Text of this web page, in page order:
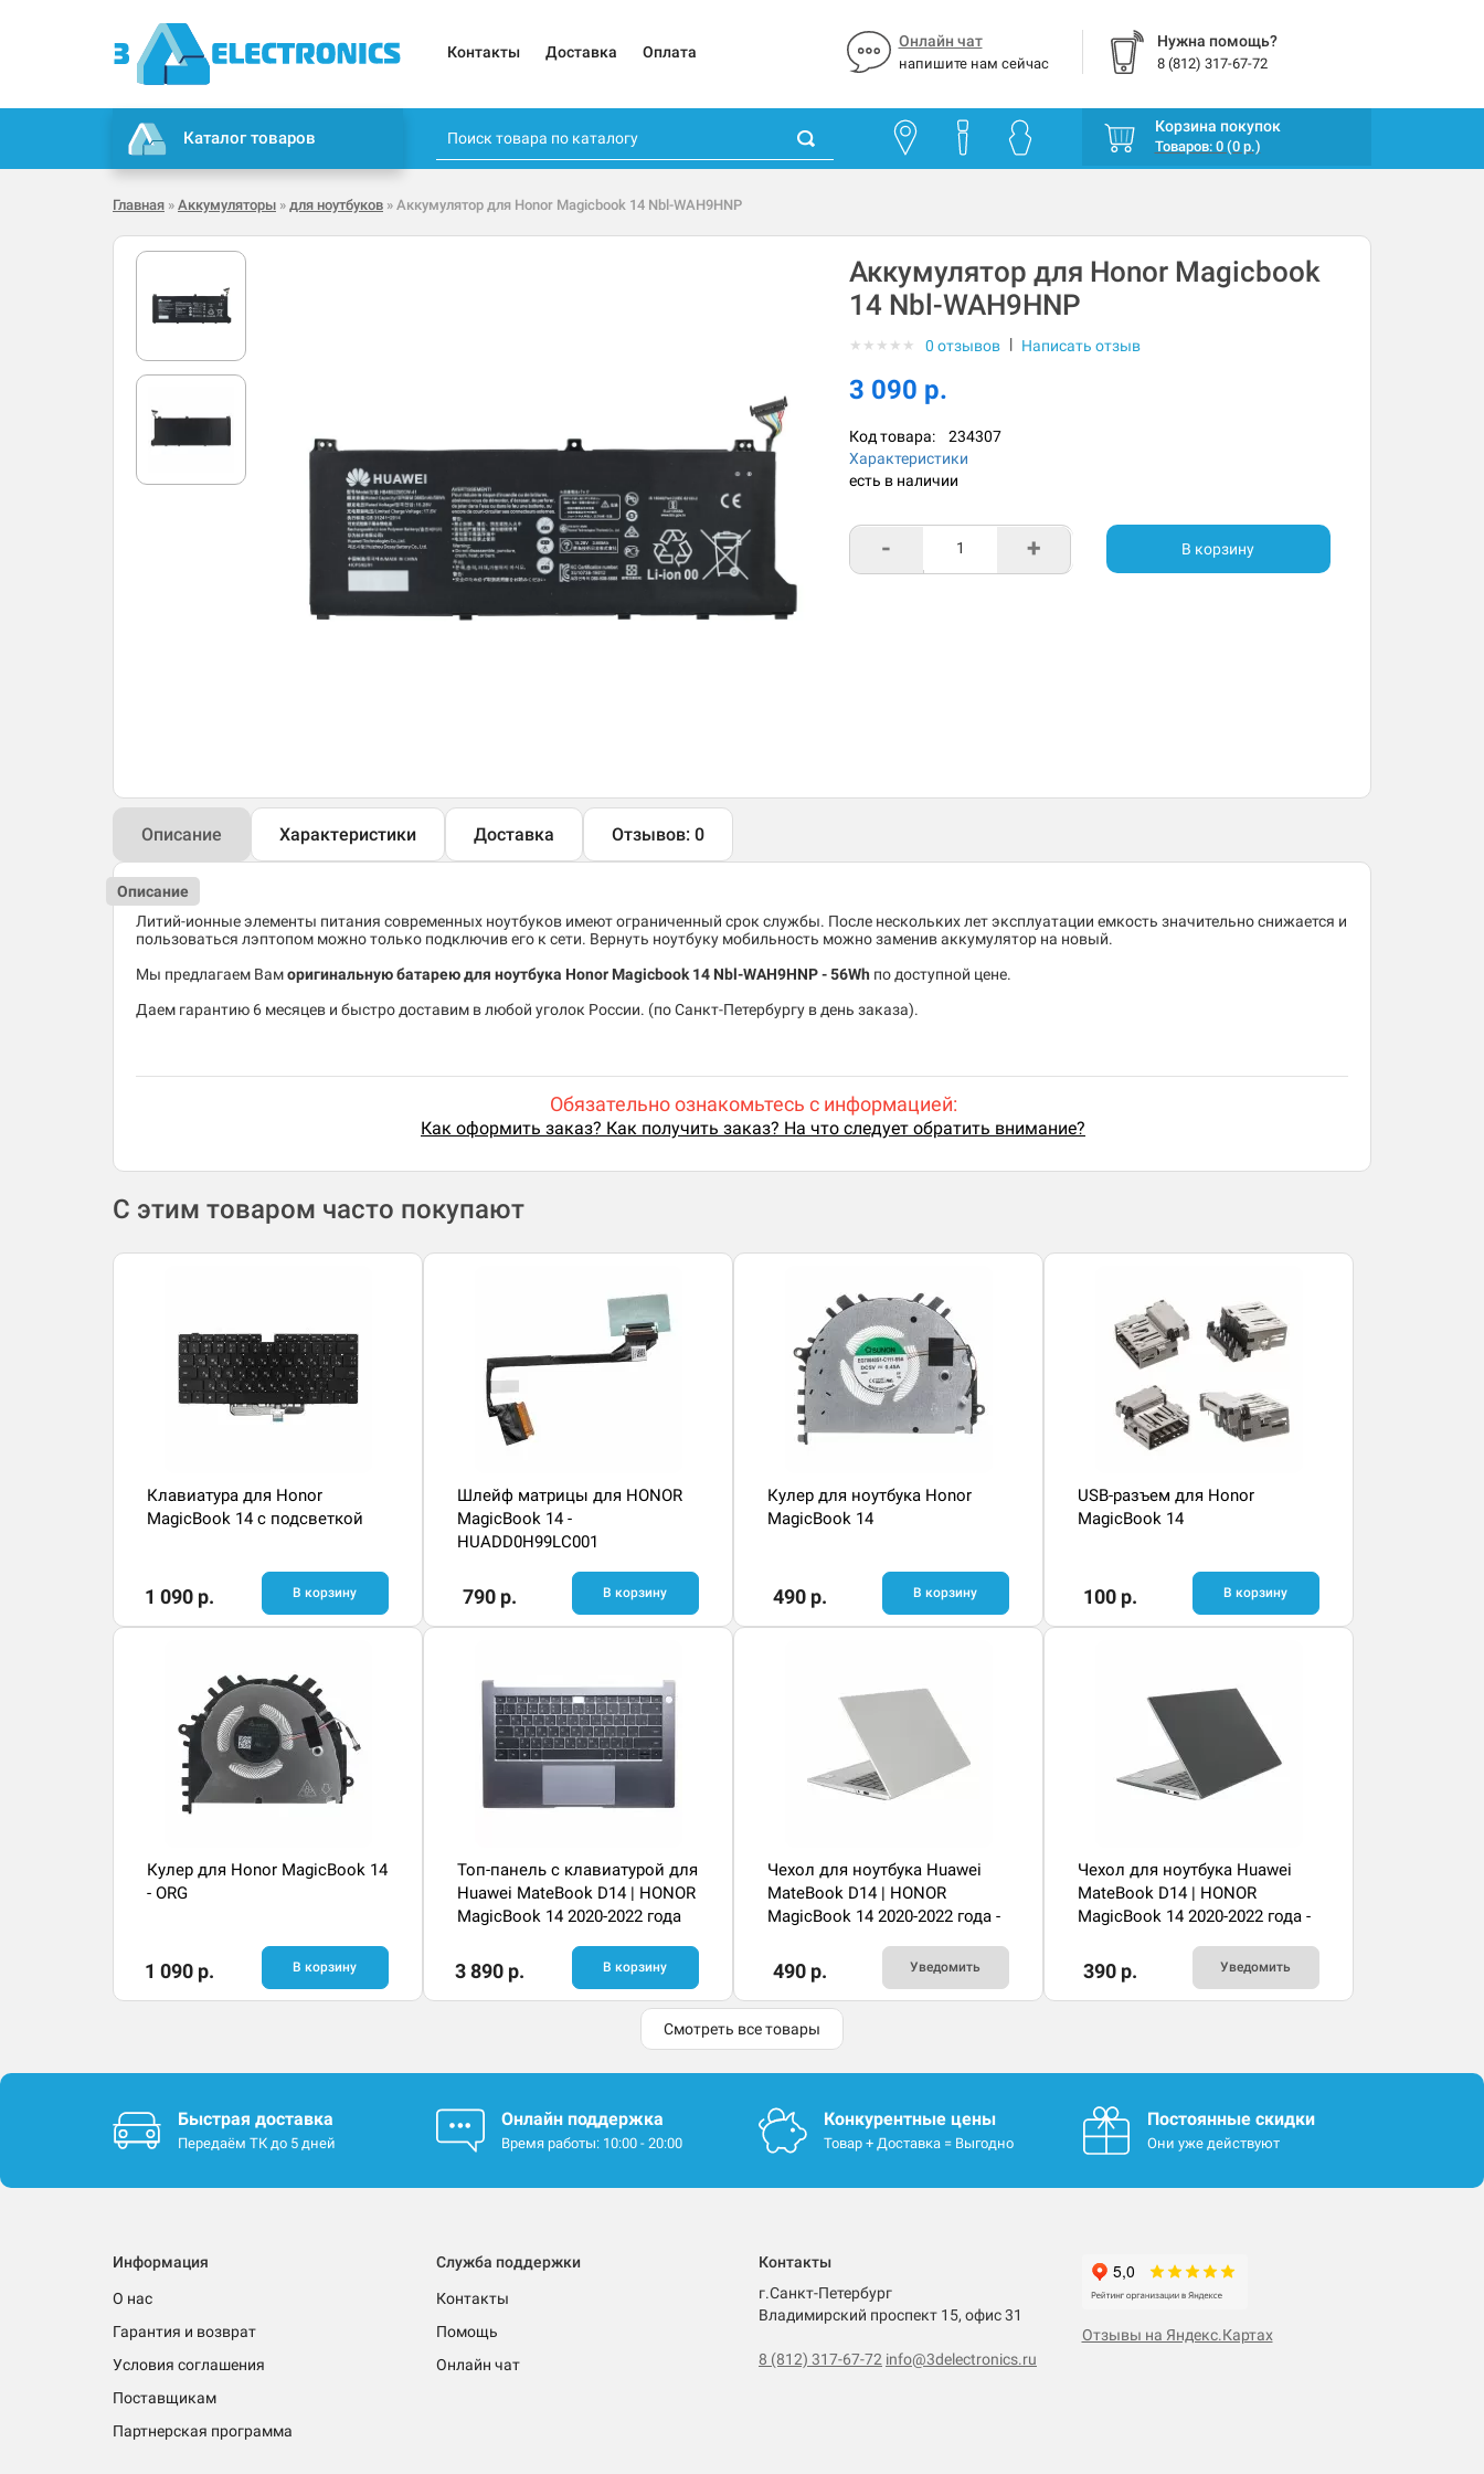
Контакты Доставка Оплата
Онлайн чат
напишите нам сейчас
Нужна помощь?
8 (812) 317-67-72
Каталог товаров
Корзина покупок
Товаров: 0 (0 р.)
Главная » Аккумуляторы » для ноутбуков » Аккумулятор для Honor Magicbook 14 Nbl-WAH9HNP
Аккумулятор для Honor Magicbook
14 Nbl-WAH9HNP
★ ★ ★ ★ ★ 0 отзывов | Написать отзыв
3 090 р.
Код товара: 234307
Характеристики
есть в наличии
- + В корзину
Описание Характеристики Доставка Отзывов: 0
Описание
Литий-ионные элементы питания современных ноутбуков имеют ограниченный срок службы. После нескольких лет эксплуатации емкость значительно снижается и
пользоваться лэптопом можно только подключив его к сети. Вернуть ноутбуку мобильность можно заменив аккумулятор на новый.
Мы предлагаем Ваморигинальную батарею для ноутбука Honor Magicbook 14 Nbl-WAH9HNP​ - 56Wh по доступной цене.
Даем гарантию 6 месяцев и быстро доставим в любой уголок России. (по Санкт-Петербургу в день заказа).
Обязательно ознакомьтесь с информацией:
Как оформить заказ? Как получить заказ? На что следует обратить внимание?
С этим товаром часто покупают
Клавиатура для Honor
MagicBook 14 с подсветкой
1 090 р. В корзину
Шлейф матрицы для HONOR
MagicBook 14 -
HUADD0H99LC001
790 р. В корзину
Кулер для ноутбука Honor
MagicBook 14
490 р. В корзину
USB-разъем для Honor
MagicBook 14
100 р. В корзину
Кулер для Honor MagicBook 14
- ORG
1 090 р. В корзину
Топ-панель с клавиатурой для
Huawei MateBook D14 | HONOR
MagicBook 14 2020-2022 года
3 890 р. В корзину
Чехол для ноутбука Huawei
MateBook D14 | HONOR
MagicBook 14 2020-2022 года -
490 р. Уведомить
Чехол для ноутбука Huawei
MateBook D14 | HONOR
MagicBook 14 2020-2022 года -
390 р. Уведомить
Смотреть все товары
Быстрая доставка
Передаём ТК до 5 дней
Онлайн поддержка
Время работы: 10:00 - 20:00
Конкурентные цены
Товар + Доставка = Выгодно
Постоянные скидки
Они уже действуют
Информация
О нас
Гарантия и возврат
Условия соглашения
Поставщикам
Партнерская программа
Служба поддержки
Контакты
Помощь
Онлайн чат
Контакты
г.Санкт-Петербург
Владимирский проспект 15, офис 31
8 (812) 317-67-72 info@3delectronics.ru
Отзывы на Яндекс.Картах